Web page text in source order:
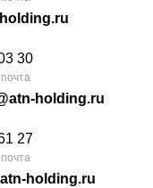
30
holding.ru
27
holding.ru